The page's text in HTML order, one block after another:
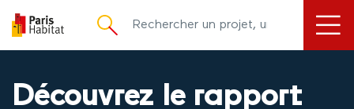
principal
Découvrez le rapport